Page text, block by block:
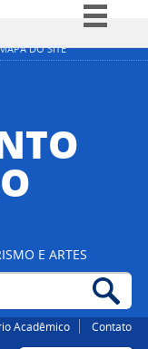
DO SITE
à informação
Legislação
Canais
E ARTES
Acadêmico Contato